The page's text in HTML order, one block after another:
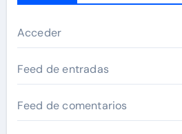
Acceder
Feed de entradas
Feed de comentarios